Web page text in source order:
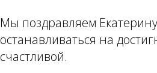
Мы поздравляем
останавливаться на
счастливой.